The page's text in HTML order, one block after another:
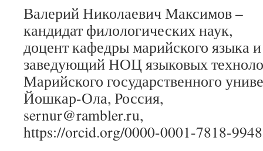
Валерий Николаевич Максимов –
кандидат филологических наук,
доцент кафедры марийского языка
заведующий НОЦ языковых
Марийского государственного
Йошкар-Ола, Россия,
sernur@rambler.ru,
https://orcid.org/0000-0001-7818-9948